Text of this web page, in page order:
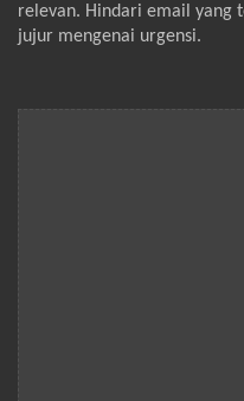
relevan. Hindari email yang
jujur mengenai urgensi.